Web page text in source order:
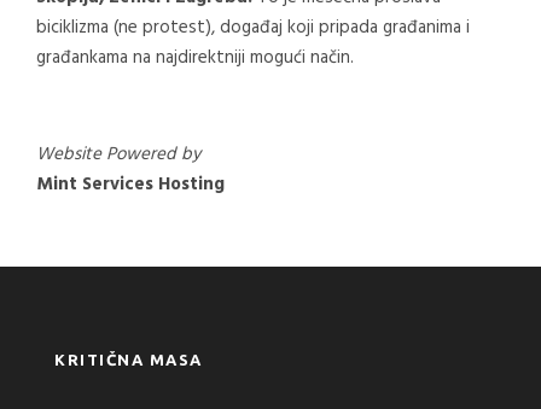
biciklizma (ne protest), događaj koji pripada građanima i
građankama na najdirektniji mogući način.
Website Powered by
Mint Services Hosting
KRITIČNA MASA